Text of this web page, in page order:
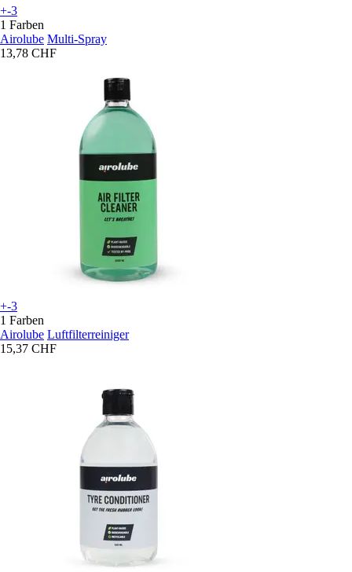
+-3
1 Farben
Airolube Multi-Spray
13,78 CHF
+-3
1 Farben
Airolube Luftfilterreiniger
15,37 CHF